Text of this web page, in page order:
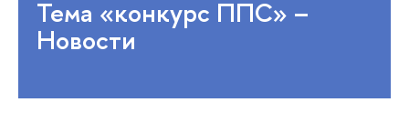
Тема «конкурс ППС» –
Новости